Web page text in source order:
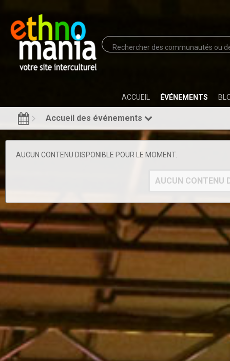
ACCUEIL ÉVÉNEMENTS
Accueil des événements
AUCUN CONTENU DISPONIBLE POUR LE MOMENT.
AUCUN CONTENU